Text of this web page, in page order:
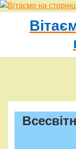
Перейти
контенту
Uncategorized